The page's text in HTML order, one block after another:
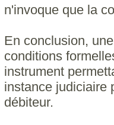
n'invoque que la
En conclusion,
conditions
instrument
instance judiciaire
débiteur.